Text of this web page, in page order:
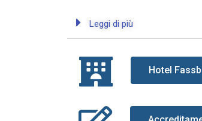
Leggi di più
Hotel